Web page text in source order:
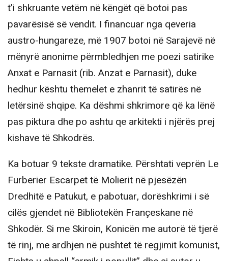
t’i shkruante vetëm në këngët që botoi pas
pavarësisë së vendit. I financuar nga qeveria
austro-hungareze, më 1907 botoi në Sarajevë në
mënyrë anonime përmbledhjen me poezi satirike
Anxat e Parnasit (rib. Anzat e Parnasit), duke
hedhur kështu themelet e zhanrit të satirës në
letërsinë shqipe. Ka dëshmi shkrimore që ka lënë
pas piktura dhe po ashtu qe arkitekti i njërës prej
kishave të Shkodrës.
Ka botuar 9 tekste dramatike. Përshtati veprën Le
Furberier Escarpet të Molierit në pjesëzën
Dredhitë e Patukut, e pabotuar, dorëshkrimi i së
cilës gjendet në Bibliotekën Françeskane në
Shkodër. Si me Skiroin, Konicën me autorë të tjerë
të rinj, me ardhjen në pushtet të regjimit komunist,